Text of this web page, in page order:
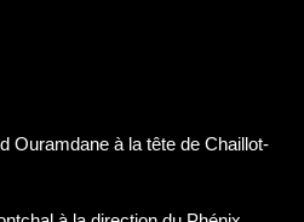
à la direction du Phénix,
Métropole